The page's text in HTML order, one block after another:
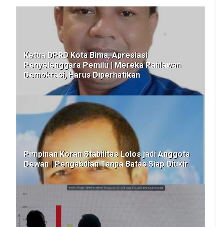
Ketua DPRD Kota Bima, Apresiasi
Penyelenggara Pemilu | Mereka Pahlawan
Demokrasi, Harus Diperhatikan
Pimpinan Koran Stabilitas Lolos jadi Anggota
Dewan | Pengabdian Tanpa Batas Siap Diukir